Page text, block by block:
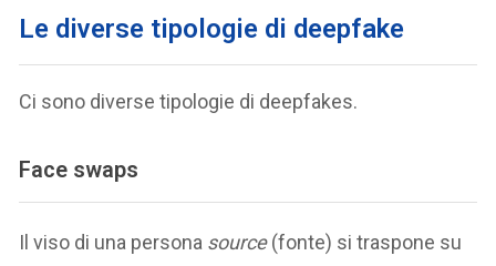
Le diverse tipologie di deepfake
Ci sono diverse tipologie di deepfakes.
Face swaps
Il viso di una persona source(fonte) si traspone su